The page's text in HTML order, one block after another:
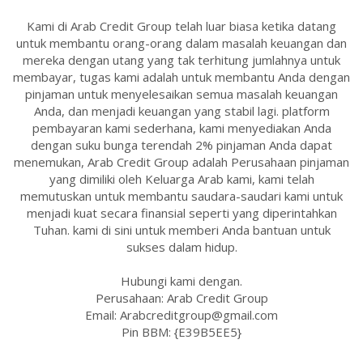
Kami di Arab Credit Group telah luar biasa ketika datang
untuk membantu orang-orang dalam masalah keuangan dan
mereka dengan utang yang tak terhitung jumlahnya untuk
membayar, tugas kami adalah untuk membantu Anda dengan
pinjaman untuk menyelesaikan semua masalah keuangan
Anda, dan menjadi keuangan yang stabil lagi. platform
pembayaran kami sederhana, kami menyediakan Anda
dengan suku bunga terendah 2% pinjaman Anda dapat
menemukan, Arab Credit Group adalah Perusahaan pinjaman
yang dimiliki oleh Keluarga Arab kami, kami telah
memutuskan untuk membantu saudara-saudari kami untuk
menjadi kuat secara finansial seperti yang diperintahkan
Tuhan. kami di sini untuk memberi Anda bantuan untuk
sukses dalam hidup.
Hubungi kami dengan.
Perusahaan: Arab Credit Group
Email: Arabcreditgroup@gmail.com
Pin BBM: {E39B5EE5}